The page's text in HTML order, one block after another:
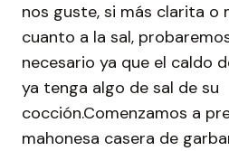
nos guste, si más clarita o
cuanto a la sal,
necesario ya que el caldo
ya tenga algo de sal de su
cocción.Comenzamos a
mahonesa casera de